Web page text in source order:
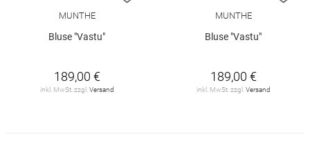
MUNTHE
Bluse "Vastu"
189,00 €
inkl. MwSt. zzgl.Versand
MUNTHE
Bluse "Vastu"
189,00 €
inkl. MwSt. zzgl.Versand